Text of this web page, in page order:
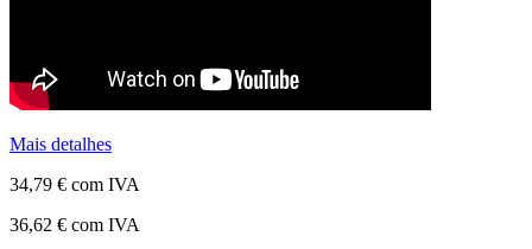
Mais detalhes
34,79 € com IVA
36,62 € com IVA